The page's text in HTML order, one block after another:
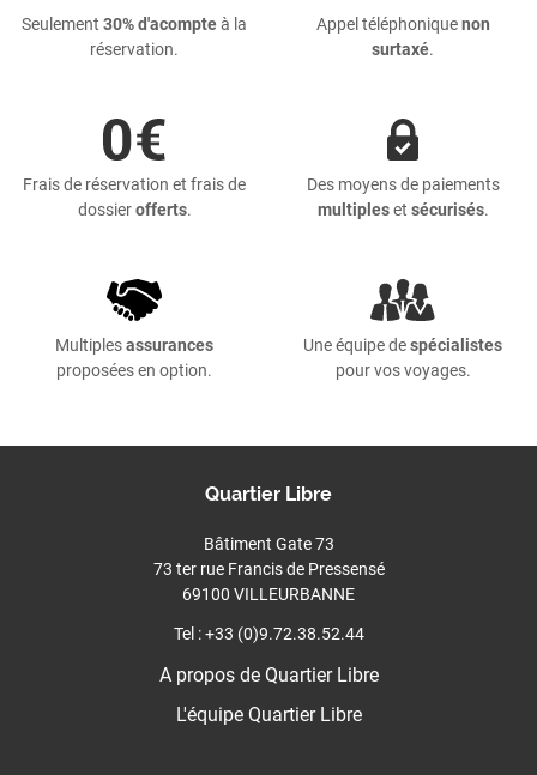
Seulement 30% d'acompteà la
réservation.
Appel téléphoniquenon
surtaxé.
Frais de réservation et frais de
dossierofferts.
Des moyens de paiements
multipleset sécurisés.
Multiplesassurances
proposées en option.
Une équipe despécialistes
pour vos voyages.
Quartier Libre
Bâtiment Gate 73
73 ter rue Francis de Pressensé
69100 VILLEURBANNE
Tel : +33 (0)9.72.38.52.44
A propos de Quartier Libre
L'équipe Quartier Libre